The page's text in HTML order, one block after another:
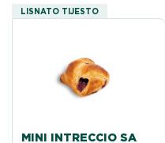
LISNATO TIJESTO
MINI INTRECCIO SA